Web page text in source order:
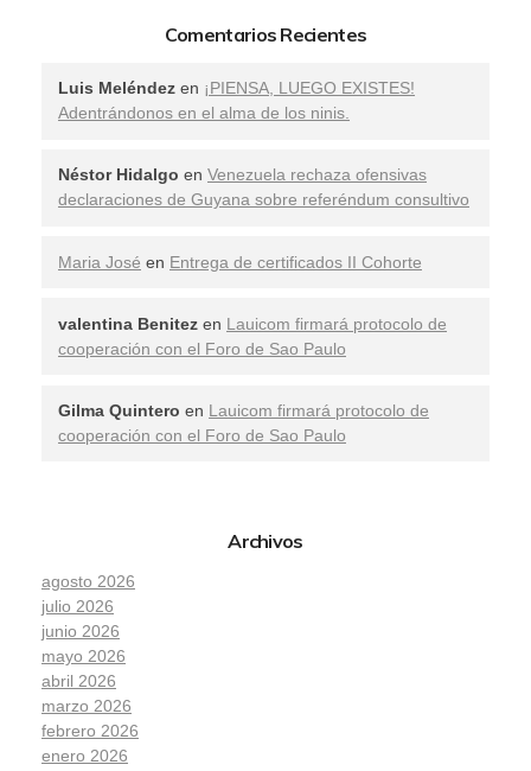
Comentarios Recientes
Luis Meléndez en ¡PIENSA, LUEGO EXISTES!
Adentrándonos en el alma de los ninis.
Néstor Hidalgo en Venezuela rechaza ofensivas
declaraciones de Guyana sobre referéndum consultivo
Maria José en Entrega de certificados II Cohorte
valentina Benitez en Lauicom firmará protocolo de
cooperación con el Foro de Sao Paulo
Gilma Quintero en Lauicom firmará protocolo de
cooperación con el Foro de Sao Paulo
Archivos
agosto 2026
julio 2026
junio 2026
mayo 2026
abril 2026
marzo 2026
febrero 2026
enero 2026